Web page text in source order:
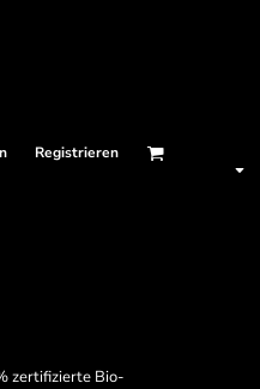
Registrieren
zertifizierte Bio-